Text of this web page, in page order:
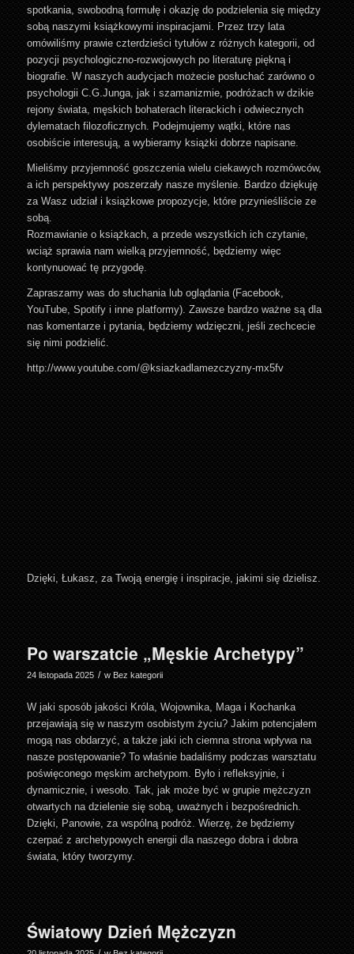
spotkania, swobodną formułę i okazję do podzielenia się między
sobą naszymi książkowymi inspiracjami. Przez trzy lata
omówiliśmy prawie czterdzieści tytułów z różnych kategorii, od
pozycji psychologiczno-rozwojowych po literaturę piękną i
biografie. W naszych audycjach możecie posłuchać zarówno o
psychologii C.G.Junga, jak i szamanizmie, podróżach w dzikie
rejony świata, męskich bohaterach literackich i odwiecznych
dylematach filozoficznych. Podejmujemy wątki, które nas
osobiście interesują, a wybieramy książki dobrze napisane.
Mieliśmy przyjemność goszczenia wielu ciekawych rozmówców,
a ich perspektywy poszerzały nasze myślenie. Bardzo dziękuję
za Wasz udział i książkowe propozycje, które przynieśliście ze
sobą.
Rozmawianie o książkach, a przede wszystkich ich czytanie,
wciąż sprawia nam wielką przyjemność, będziemy więc
kontynuować tę przygodę.
Zapraszamy was do słuchania lub oglądania (Facebook,
YouTube, Spotify i inne platformy). Zawsze bardzo ważne są dla
nas komentarze i pytania, będziemy wdzięczni, jeśli zechcecie
się nimi podzielić.
http://www.youtube.com/@ksiazkadlamezczyzny-mx5fv
Dzięki, Łukasz, za Twoją energię i inspiracje, jakimi się dzielisz.
Po warszatcie „Męskie Archetypy”
24 listopada 2025 / w Bez kategorii
W jaki sposób jakości Króla, Wojownika, Maga i Kochanka
przejawiają się w naszym osobistym życiu? Jakim potencjałem
mogą nas obdarzyć, a także jaki ich ciemna strona wpływa na
nasze postępowanie? To właśnie badaliśmy podczas warsztatu
poświęconego męskim archetypom. Było i refleksyjnie, i
dynamicznie, i wesoło. Tak, jak może być w grupie mężczyzn
otwartych na dzielenie się sobą, uważnych i bezpośrednich.
Dzięki, Panowie, za wspólną podróż. Wierzę, że będziemy
czerpać z archetypowych energii dla naszego dobra i dobra
świata, który tworzymy.
Światowy Dzień Mężczyzn